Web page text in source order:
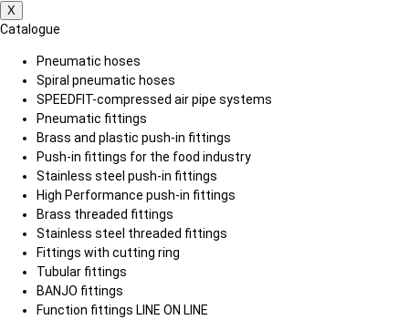
X
Catalogue
Pneumatic hoses
Spiral pneumatic hoses
SPEEDFIT-compressed air pipe systems
Pneumatic fittings
Brass and plastic push-in fittings
Push-in fittings for the food industry
Stainless steel push-in fittings
High Performance push-in fittings
Brass threaded fittings
Stainless steel threaded fittings
Fittings with cutting ring
Tubular fittings
BANJO fittings
Function fittings LINE ON LINE